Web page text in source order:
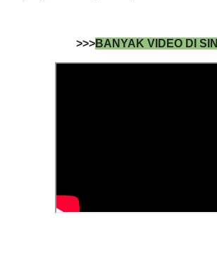
>>>BANYAK VIDEO DI SINI